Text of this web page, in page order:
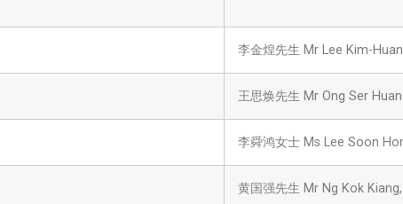
李金煌先生 Mr Lee Kim-
王思焕先生 Mr Ong Ser Huan
李舜鸿女士 Ms Lee Soon
黄国强先生 Mr Ng Kok